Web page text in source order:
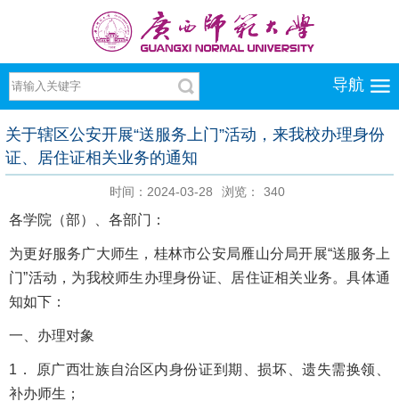
导航
关于辖区公安开展“送服务上门”活动，来我校办理身份
证、居住证相关业务的通知
时间：2024-03-28 浏览： 340
各学院（部）、各部门：
为更好服务广大师生，桂林市公安局雁山分局开展“送服务上
门”活动，为我校师生办理身份证、居住证相关业务。具体通
知如下：
一、办理对象
1． 原广西壮族自治区内身份证到期、损坏、遗失需换领、
补办师生；